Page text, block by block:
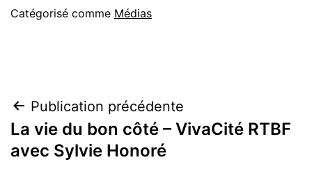
Catégorisé comme Médias
Navigation
de
Publication précédente
La vie du bon côté – VivaCité RTBF
avec Sylvie Honoré